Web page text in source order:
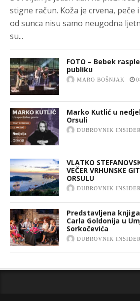
stigne račun. Koža je crvena, peče
od sunca nisu samo neugodna
su...
FOTO – Bebek
publiku
MARO BOŠNJAK
Marko Kutlić u
Orsuli
DUBROVNIK INSIDER
VLATKO
VEČER VRHUNSKE
ORSULU
DUBROVNIK INSIDER
Predstavljena knjiga
Carla Goldonija u
Sorkočevića
DUBROVNIK INSIDER